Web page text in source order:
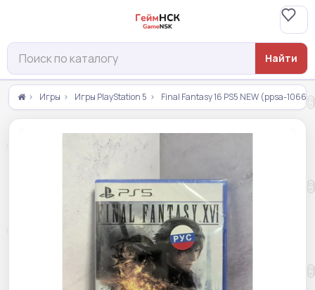
Найти
Игры Игры PlayStation 5 Final Fantasy 16 PS5 NEW (ppsa-10665)